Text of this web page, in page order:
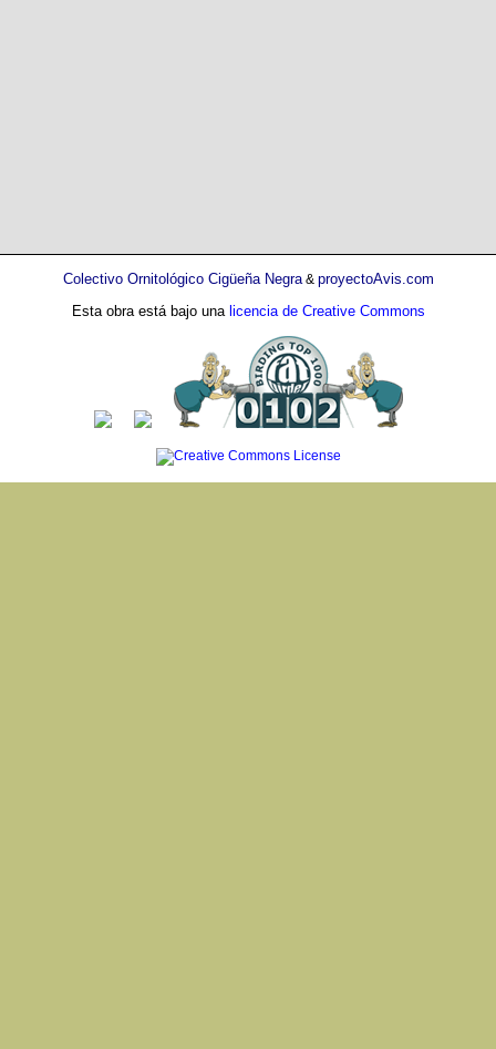
Colectivo Ornitológico Cigüeña Negra& proyectoAvis.com
Esta obra está bajo una licencia de Creative Commons